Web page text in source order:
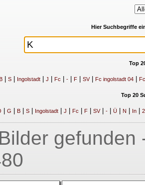
Hier Suchbegriffe
Top
| S| Ingolstadt| J Fc -| F| SV| Fc ingolstadt 04|
Top 20
G B| S| Ingolstadt| J Fc F| SV| -| Ü| N In| 2
gefunden